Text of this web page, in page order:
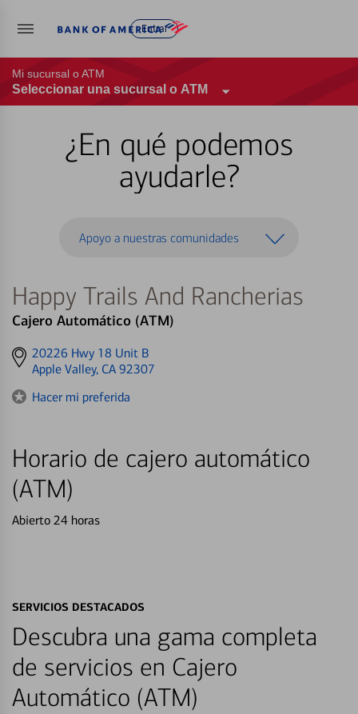
Entrar
Mi sucursal o ATM
Seleccionar una sucursal o ATM
¿En qué podemos
ayudarle?
Apoyo a nuestras comunidades
Happy Trails And Rancherias
Cajero Automático (ATM)
Get
directions
20226 Hwy 18 Unit B
Apple Valley, CA 92307
Hacer mi preferida
Horario de cajero automático
(ATM)
Abierto 24 horas
SERVICIOS DESTACADOS
Descubra una gama completa
de servicios en Cajero
Automático (ATM)